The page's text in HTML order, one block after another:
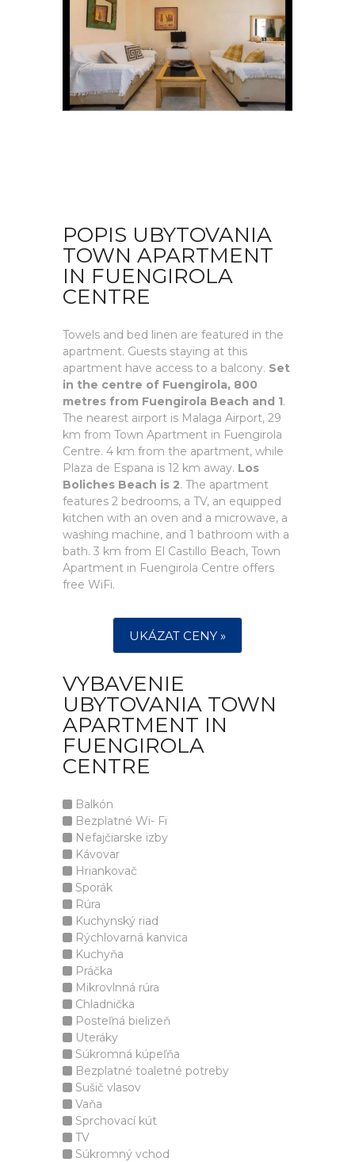
POPIS UBYTOVANIA
TOWN APARTMENT
IN FUENGIROLA
CENTRE
Towels and bed linen are featured in the
apartment. Guests staying at this
apartment have access to a balcony. Set
in the centre of Fuengirola, 800
metres from Fuengirola Beach and 1.
The nearest airport is Malaga Airport, 29
km from Town Apartment in Fuengirola
Centre. 4 km from the apartment, while
Plaza de Espana is 12 km away. Los
Boliches Beach is 2. The apartment
features 2 bedrooms, a TV, an equipped
kitchen with an oven and a microwave, a
washing machine, and 1 bathroom with a
bath. 3 km from El Castillo Beach, Town
Apartment in Fuengirola Centre offers
free WiFi.
UKÁZAT CENY »
VYBAVENIE
UBYTOVANIA TOWN
APARTMENT IN
FUENGIROLA
CENTRE
Balkón
Bezplatné Wi- Fi
Nefajčiarske izby
Kávovar
Hriankovač
Sporák
Rúra
Kuchynský riad
Rýchlovarná kanvica
Kuchyňa
Práčka
Mikrovlnná rúra
Chladnička
Posteľná bielizeň
Uteráky
Súkromná kúpeľňa
Bezplatné toaletné potreby
Sušič vlasov
Vaňa
Sprchovací kút
TV
Súkromný vchod